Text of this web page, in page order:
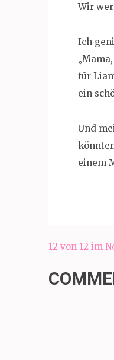
Wir
Ich
für
ein
Und
einem
12 von 12 im